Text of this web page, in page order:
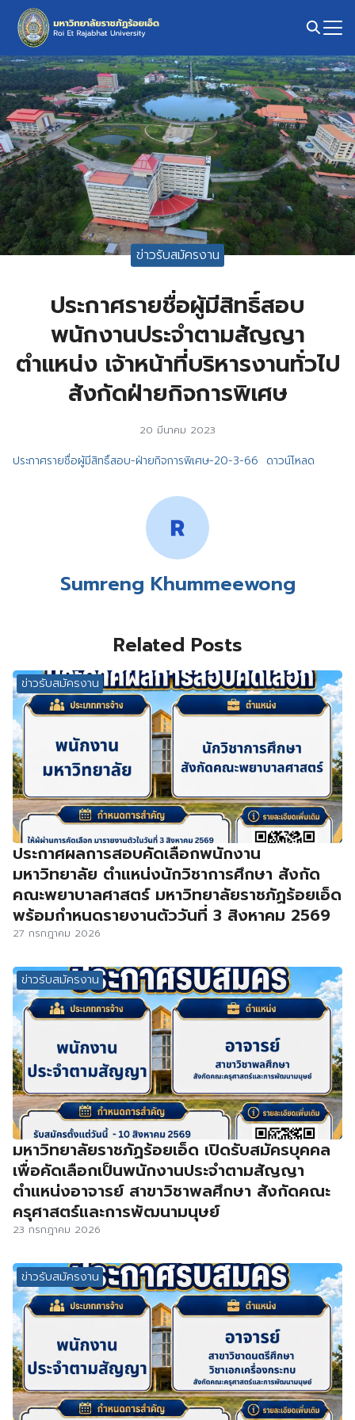
Skip
content
Search
for:
ข่าวรับสมัครงาน
ประกาศรายชื่อผู้มีสิทธิ์สอบ
พนักงานประจำตามสัญญา
ตำแหน่ง เจ้าหน้าที่บริหารงานทั่วไป
สังกัดฝ่ายกิจการพิเศษ
20 มีนาคม 2023
ประกาศรายชื่อผู้มีสิทธิ์สอบ-ฝ่ายกิจการพิเศษ-20-3-66 ดาวน์โหลด
Sumreng Khummeewong
Related Posts
ข่าวรับสมัครงาน
ประกาศผลการสอบคัดเลือกพนักงาน
มหาวิทยาลัย ตำแหน่งนักวิชาการศึกษา สังกัด
คณะพยาบาลศาสตร์ มหาวิทยาลัยราชภัฏร้อยเอ็ด
พร้อมกำหนดรายงานตัววันที่ 3 สิงหาคม 2569
27 กรกฎาคม 2026
ข่าวรับสมัครงาน
มหาวิทยาลัยราชภัฏร้อยเอ็ด เปิดรับสมัครบุคคล
เพื่อคัดเลือกเป็นพนักงานประจำตามสัญญา
ตำแหน่งอาจารย์ สาขาวิชาพลศึกษา สังกัดคณะ
ครุศาสตร์และการพัฒนามนุษย์
23 กรกฎาคม 2026
ข่าวรับสมัครงาน